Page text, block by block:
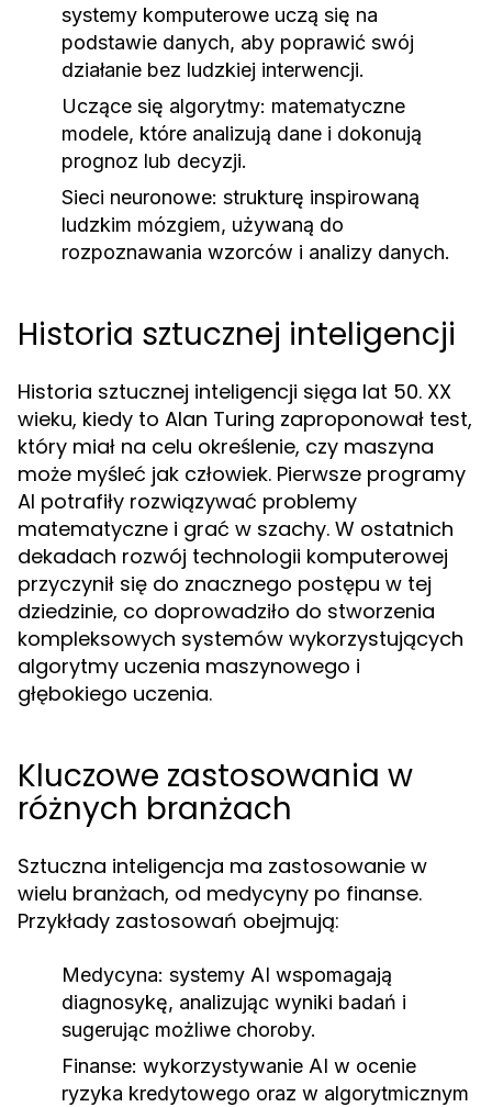
systemy komputerowe uczą się na
podstawie danych, aby poprawić swój
działanie bez ludzkiej interwencji.
Uczące się algorytmy: matematyczne
modele, które analizują dane i dokonują
prognoz lub decyzji.
Sieci neuronowe: strukturę inspirowaną
ludzkim mózgiem, używaną do
rozpoznawania wzorców i analizy danych.
Historia sztucznej inteligencji
Historia sztucznej inteligencji sięga lat 50. XX
wieku, kiedy to Alan Turing zaproponował test,
który miał na celu określenie, czy maszyna
może myśleć jak człowiek. Pierwsze programy
AI potrafiły rozwiązywać problemy
matematyczne i grać w szachy. W ostatnich
dekadach rozwój technologii komputerowej
przyczynił się do znacznego postępu w tej
dziedzinie, co doprowadziło do stworzenia
kompleksowych systemów wykorzystujących
algorytmy uczenia maszynowego i
głębokiego uczenia.
Kluczowe zastosowania w
różnych branżach
Sztuczna inteligencja ma zastosowanie w
wielu branżach, od medycyny po finanse.
Przykłady zastosowań obejmują:
Medycyna: systemy AI wspomagają
diagnosykę, analizując wyniki badań i
sugerując możliwe choroby.
Finanse: wykorzystywanie AI w ocenie
ryzyka kredytowego oraz w algorytmicznym